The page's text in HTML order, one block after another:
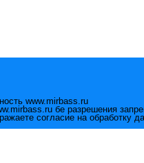
www.mirbass.ru
бе разрешения
согласие на обработку